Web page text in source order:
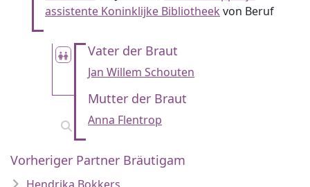
assistente Koninklijke Bibliotheek von Beruf
Vater der Braut
Jan Willem Schouten
Mutter der Braut
Anna Flentrop
Vorheriger Partner Bräutigam